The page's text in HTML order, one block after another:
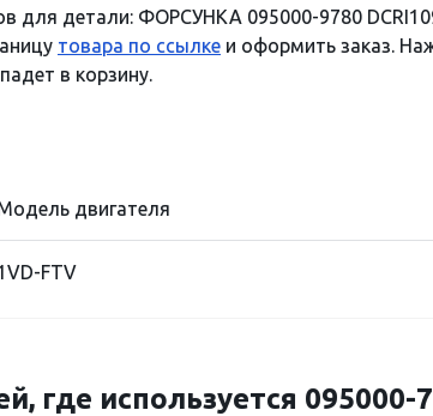
для детали: ФОРСУНКА 095000-9780
товара по ссылке и оформить заказ.
в корзину.
двигателя
FTV
где используется 095000-